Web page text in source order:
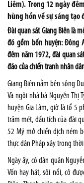
Liêm). Trong 12 ngày
hùng hồn về sự sáng tạo
Đài quan sát Giang Biên là
đó gồm bốn huyện: Đông
đêm năm 1972, đài quan
đáo của chiến tranh nhân
Giang Biên nằm bên sông
Và ngôi nhà bà Nguyễn Thị
huyện Gia Lâm, giờ là tổ 5
trăm mét, dấu tích của đài
52 Mỹ mở chiến dịch ném
thực dân Pháp xây trong
Ngày ấy, cô dân quân
Vốn hay hát, sôi nổi, cô